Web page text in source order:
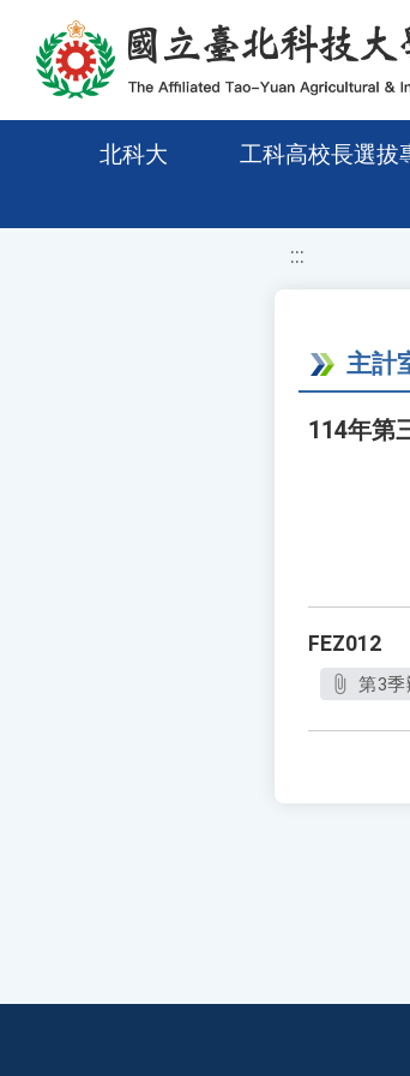
移至網頁之主要內容區位置
北科大 工科高校長選拔
:::
主計
114年第
FEZ012
第3